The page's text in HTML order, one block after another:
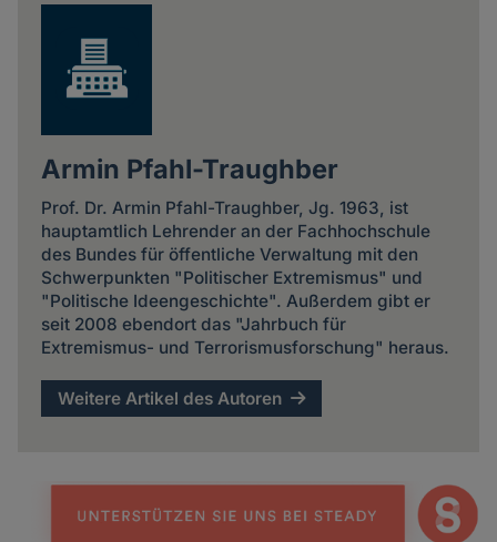
Armin Pfahl-Traughber
Prof. Dr. Armin Pfahl-Traughber, Jg. 1963, ist
hauptamtlich Lehrender an der Fachhochschule
des Bundes für öffentliche Verwaltung mit den
Schwerpunkten "Politischer Extremismus" und
"Politische Ideengeschichte". Außerdem gibt er
seit 2008 ebendort das "Jahrbuch für
Extremismus- und Terrorismusforschung" heraus.
Weitere Artikel des Autoren